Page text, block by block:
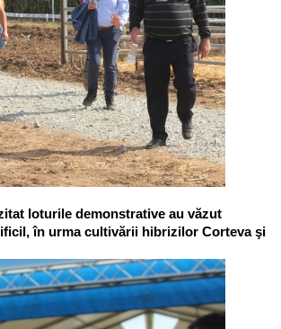
loturile demonstrative au văzut
în urma cultivării hibrizilor Corteva şi